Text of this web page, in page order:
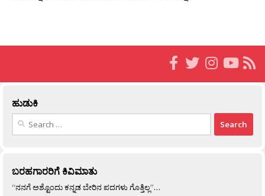
ಹುಡುಕಿ
Search
ಬರಹಗಾರರಿಗೆ ಕಿವಿಮಾತು
“ನನಗೆ ಅಶ್ಟೊಂದು ಕನ್ನಡ ಬೇರಿನ ಪದಗಳು ಗೊತ್ತಿಲ್ಲ”…